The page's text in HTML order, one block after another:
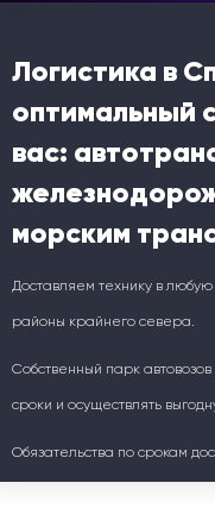
Логистика в
оптимальный
вас:
морским
Доставляем технику в
районы крайнего севера.
Собственный парк
сроки и осуществлять
Обязательства по срокам